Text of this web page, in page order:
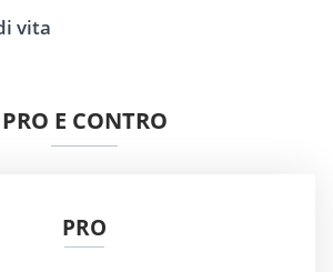
vita
PRO E CONTRO
PRO